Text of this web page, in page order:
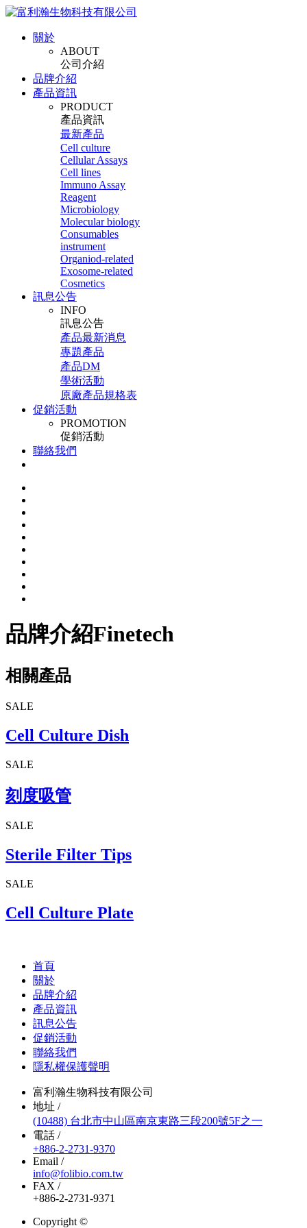
關於
ABOUT
公司介紹
品牌介紹
產品資訊
PRODUCT
產品資訊
最新產品
Cell culture
Cellular Assays
Cell lines
Immuno Assay
Reagent
Microbiology
Molecular biology
Consumables
instrument
Organiod-related
Exosome-related
Cosmetics
訊息公告
INFO
訊息公告
產品最新消息
專題產品
產品DM
學術活動
原廠產品規格表
促銷活動
PROMOTION
促銷活動
聯絡我們
品牌介紹Finetech
相關產品
SALE
Cell Culture Dish
SALE
刻度吸管
SALE
Sterile Filter Tips
SALE
Cell Culture Plate
首頁
關於
品牌介紹
產品資訊
訊息公告
促銷活動
聯絡我們
隱私權保護聲明
富利瀚生物科技有限公司
地址 /
(10488) 台北市中山區南京東路三段200號5F之一
電話 /
+886-2-2731-9370
Email /
info@folibio.com.tw
FAX /
+886-2-2731-9371
Copyright ©